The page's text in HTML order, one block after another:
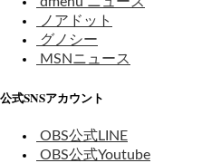
ノアドット
グノシー
MSNニュース
公式SNSアカウント
OBS公式LINE
OBS公式Youtube